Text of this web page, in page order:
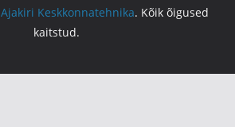
Ajakiri Keskkonnatehnika. Kõik õigused
kaitstud.